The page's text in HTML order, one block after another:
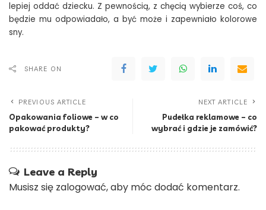
lepiej oddać dziecku. Z pewnością, z chęcią wybierze coś, co
będzie mu odpowiadało, a być może i zapewniało kolorowe
sny.
SHARE ON
PREVIOUS ARTICLE
Opakowania foliowe – w co
pakować produkty?
NEXT ARTICLE
Pudełka reklamowe – co
wybrać i gdzie je zamówić?
Leave a Reply
Musisz się zalogować, aby móc dodać komentarz.